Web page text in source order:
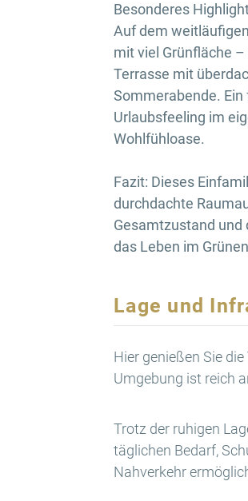
Besonderes
Auf dem
mit viel Grünfläche
Terrasse mit
Sommerabende.
Urlaubsfeeling im
Wohlfühloase.
Fazit: Dieses
durchdachte
Gesamtzustand und
das Leben im
Lage und
Hier genießen Sie
Umgebung ist reich
Trotz der ruhigen
täglichen Bedarf,
Nahverkehr